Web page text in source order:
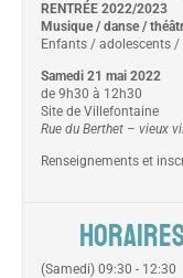
RENTRÉE 2022/2023
Musique / danse /
Enfants / adolescents /
Samedi 21 mai 2022
de 9h30 à 12h30
Site de Villefontaine
Rue du Berthet – vieux
Renseignements et
(Samedi) 09:30 - 12:30